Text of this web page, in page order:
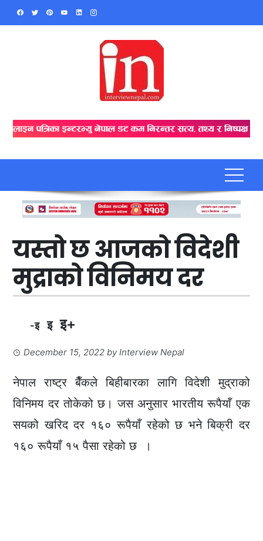
Skip
यस्तो छ आजको विदेशी
मुद्राको विनिमय दर
-इ इ इ+
December 15, 2022 byInterview Nepal
नेपाल राष्ट्र बैँकले बिहीबारका लागि विदेशी मुद्राको
विनिमय दर तोकेको छ। जस अनुसार भारतीय रूपैयाँ एक
सयको खरिद दर १६० रूपैयाँ रहेको छ भने बिक्री दर
१६० रूपैयाँ १५ पैसा रहेको छ ।